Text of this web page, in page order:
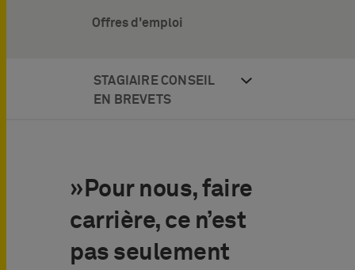
Offres d'emploi
STAGIAIRE CONSEIL
EN BREVETS
»Pour nous, faire
carrière, ce n’est
pas seulement